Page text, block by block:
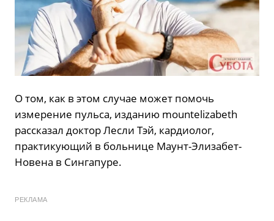
О том, как в этом случае может помочь
измерение пульса, изданию mountelizabeth
рассказал доктор Лесли Тэй, кардиолог,
практикующий в больнице Маунт-Элизабет-
Новена в Сингапуре.
РЕКЛАМА